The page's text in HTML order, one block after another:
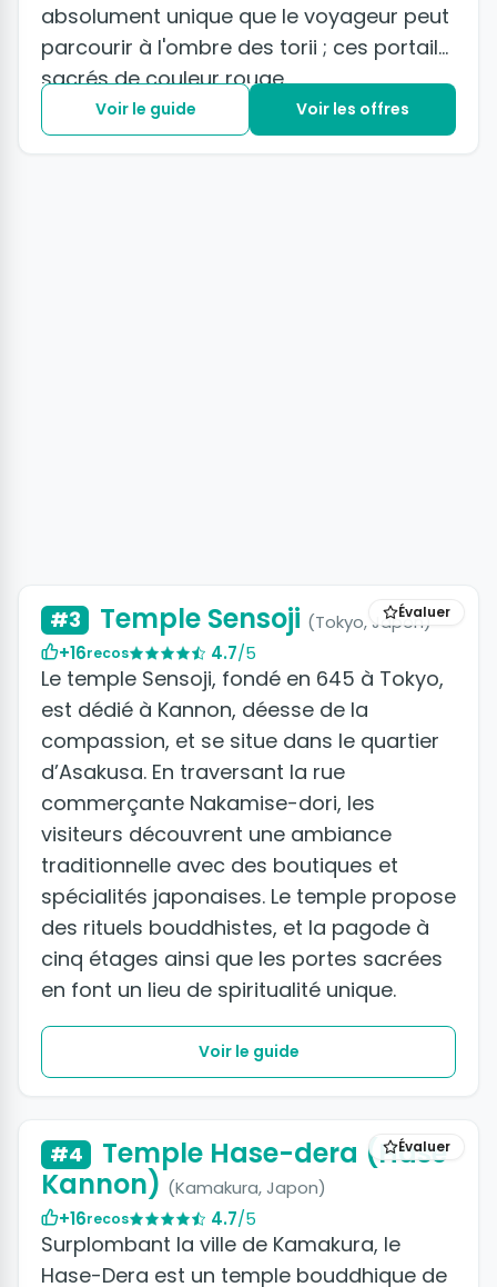
absolument unique que le voyageur peut
parcourir à l'ombre des torii ; ces portails
sacrés de couleur rouge.
Voir le guide Voir les offres
Évaluer
#3 Temple Sensoji (Tokyo, Japon)
+16recos 4.7/5
Le temple Sensoji, fondé en 645 à Tokyo,
est dédié à Kannon, déesse de la
compassion, et se situe dans le quartier
d’Asakusa. En traversant la rue
commerçante Nakamise-dori, les
visiteurs découvrent une ambiance
traditionnelle avec des boutiques et
spécialités japonaises. Le temple propose
des rituels bouddhistes, et la pagode à
cinq étages ainsi que les portes sacrées
en font un lieu de spiritualité unique.
Voir le guide
Évaluer
#4
Temple Hase-dera (Hase
Kannon) (Kamakura, Japon)
+16recos 4.7/5
Surplombant la ville de Kamakura, le
Hase-Dera est un temple bouddhique de